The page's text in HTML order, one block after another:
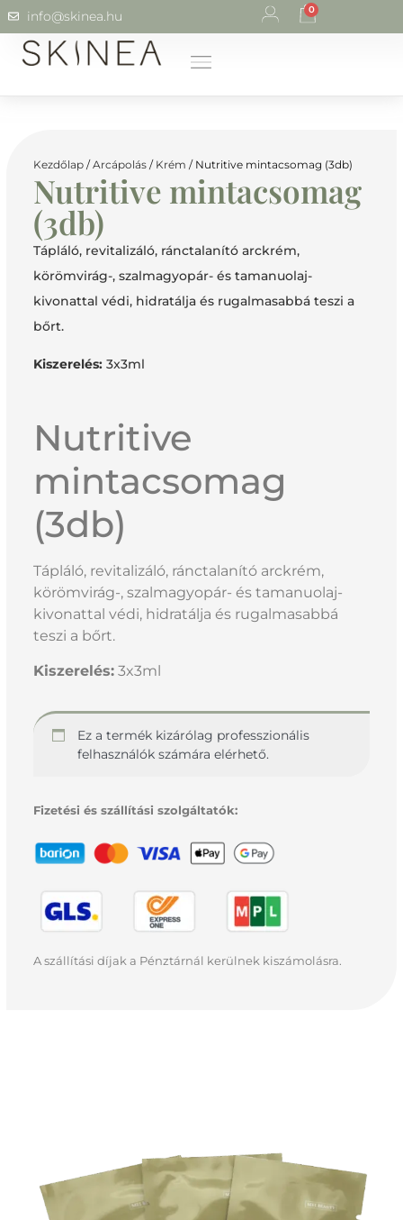
info@skinea.hu 0
Kezdőlap /Arcápolás / Krém / Nutritive mintacsomag (3db)
Nutritive mintacsomag
(3db)
Tápláló, revitalizáló, ránctalanító arckrém,
körömvirág-, szalmagyopár- és tamanuolaj-
kivonattal védi, hidratálja és rugalmasabbá teszi a
bőrt.
Kiszerelés: 3x3ml
Nutritive
mintacsomag
(3db)
Tápláló, revitalizáló, ránctalanító arckrém,
körömvirág-, szalmagyopár- és tamanuolaj-
kivonattal védi, hidratálja és rugalmasabbá
teszi a bőrt.
Kiszerelés: 3x3ml
Ez a termék kizárólag professzionális
felhasználók számára elérhető.
Fizetési és szállítási szolgáltatók:
A szállítási díjak a Pénztárnál kerülnek kiszámolásra.